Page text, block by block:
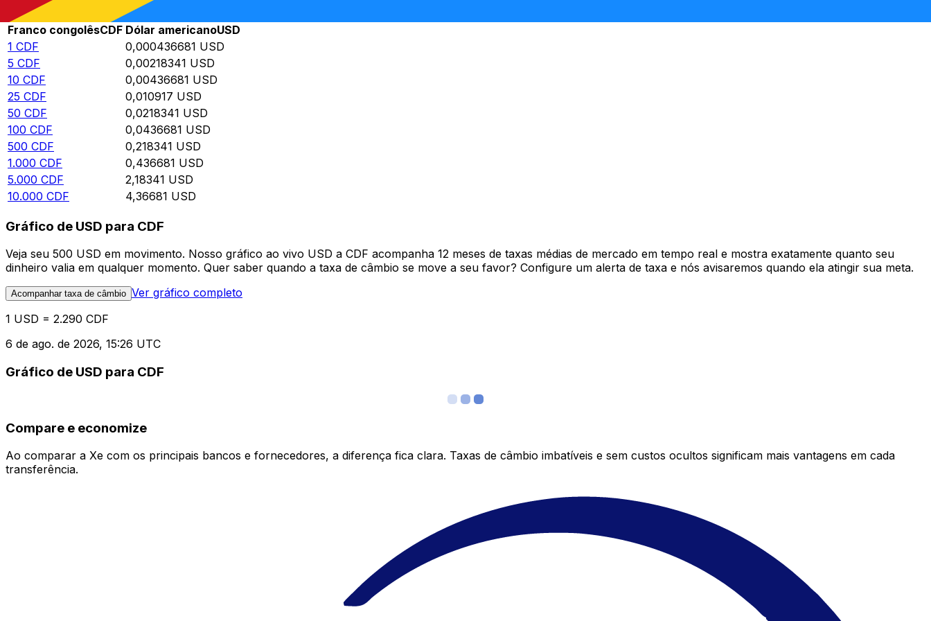
Rate information of CDF/USD currency pair
Franco congolêsCDF Dólar americanoUSD
1 CDF 0,000436681 USD
5 CDF 0,00218341 USD
10 CDF 0,00436681 USD
25 CDF 0,010917 USD
50 CDF 0,0218341 USD
100 CDF 0,0436681 USD
500 CDF 0,218341 USD
1.000 CDF 0,436681 USD
5.000 CDF 2,18341 USD
10.000 CDF 4,36681 USD
Gráfico de USD para CDF
Veja seu 500 USD em movimento. Nosso gráfico ao vivo USD a CDF acompanha 12 meses de taxas médias de mercado em tempo real e mostra exatamente quanto seu
dinheiro valia em qualquer momento. Quer saber quando a taxa de câmbio se move a seu favor? Configure um alerta de taxa e nós avisaremos quando ela atingir sua meta.
Acompanhar taxa de câmbio Ver gráfico completo
1 USD = 2.290 CDF
6 de ago. de 2026, 15:26 UTC
Gráfico de USD para CDF
Compare e economize
Ao comparar a Xe com os principais bancos e fornecedores, a diferença fica clara. Taxas de câmbio imbatíveis e sem custos ocultos significam mais vantagens em cada
transferência.